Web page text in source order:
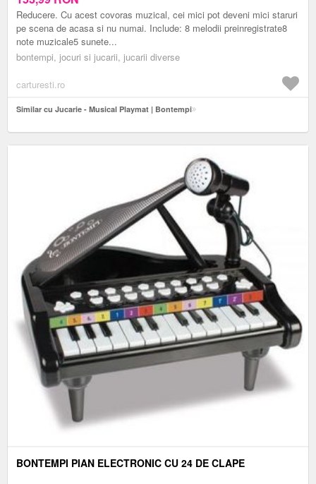
Reducere. Cu acest covoras muzical, cei mici pot deveni mici staruri
pe scena de acasa si nu numai. Include: 8 melodii preinregistrate8
note muzicale5 sunete...
bontempi, jocuri si jucarii, jucarii diverse
carturesti.ro
Similar cu Jucarie - Musical Playmat | Bontempi
BONTEMPI PIAN ELECTRONIC CU 24 DE CLAPE